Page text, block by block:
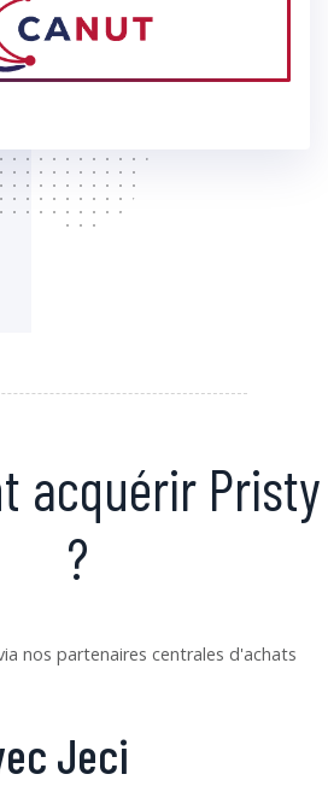
acquérir Pristy
?
nos partenaires centrales d'achats
Jeci